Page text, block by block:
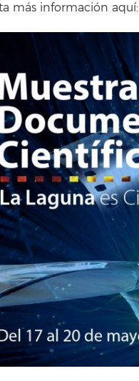
más información aquí: